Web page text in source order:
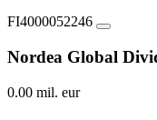
FI4000052246
Nordea Global
0.00 mil. eur